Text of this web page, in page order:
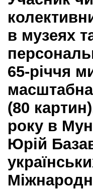
в музеях
65-річчя
(80
року в
Юрій